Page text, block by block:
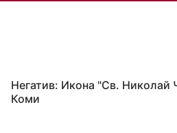
Негатив: Икона "Св. Николай
Коми